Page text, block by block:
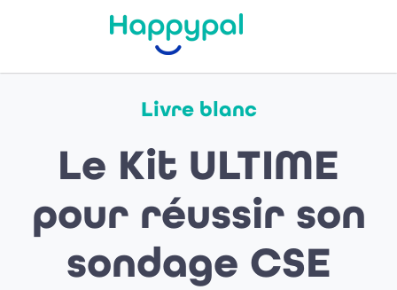
Livre blanc
Le Kit ULTIME
pour réussir son
sondage CSE